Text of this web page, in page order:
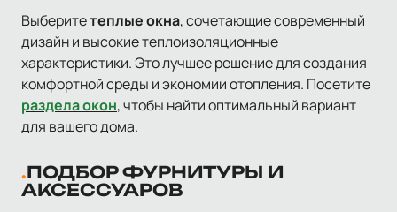
Выберитетеплые окна, сочетающие современный
дизайн и высокие теплоизоляционные
характеристики. Это лучшее решение для создания
комфортной среды и экономии отопления. Посетите
раздела окон, чтобы найти оптимальный вариант
для вашего дома.
ПОДБОР ФУРНИТУРЫ И
АКСЕССУАРОВ